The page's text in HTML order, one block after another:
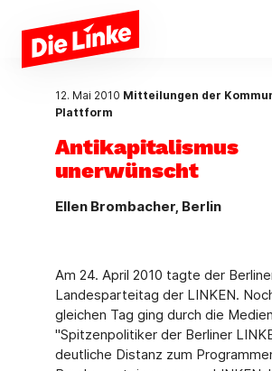
Zum Hauptinhalt springen
12. Mai 2010 Mitteilungen der
Plattform
Antikapitalismus
unerwünscht
Ellen Brombacher, Berlin
Am 24. April 2010 tagte der
Landesparteitag der LINKEN.
gleichen Tag ging durch die
"Spitzenpolitiker der Berliner
deutliche Distanz zum